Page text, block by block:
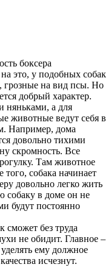
боксера
это, у подобных собак
грозные на вид псы. Но
добрый характер.
няньками, а для
животные ведут себя в
Например, дома
довольно тихими
скромность. Все
Там животное
собака начинает
довольно легко жить
собаку в доме он не
будут постоянно
без труда
не обидит. Главное –
ему должное
исчезнут.